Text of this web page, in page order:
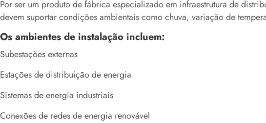
Por ser um produto de fábrica especializado em infraestrutura de
devem suportar condições ambientais como chuva, variação de
Os ambientes de instalação incluem:
Subestações externas
Estações de distribuição de energia
Sistemas de energia industriais
Conexões de redes de energia renovável